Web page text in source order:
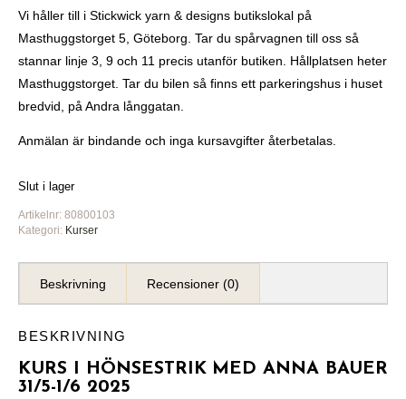
Vi håller till i Stickwick yarn & designs butikslokal på
Masthuggstorget 5, Göteborg. Tar du spårvagnen till oss så
stannar linje 3, 9 och 11 precis utanför butiken. Hållplatsen heter
Masthuggstorget. Tar du bilen så finns ett parkeringshus i huset
bredvid, på Andra långgatan.
Anmälan är bindande och inga kursavgifter återbetalas.
Slut i lager
Artikelnr: 80800103
Kategori: Kurser
Beskrivning Recensioner (0)
BESKRIVNING
KURS I HÖNSESTRIK MED ANNA BAUER
31/5-1/6 2025